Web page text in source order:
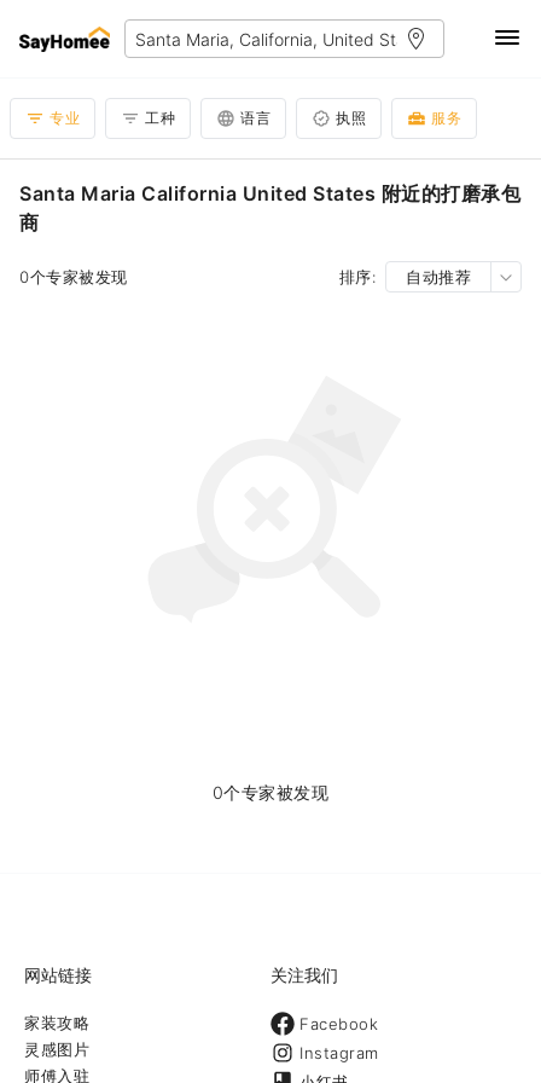
专业 工种 语言 执照 服务
Santa Maria California United States 附近的打磨承包
商
0个专家被发现 排序: 自动推荐
0个专家被发现
网站链接
家装攻略
灵感图片
师傅入驻
关注我们
Facebook
Instagram